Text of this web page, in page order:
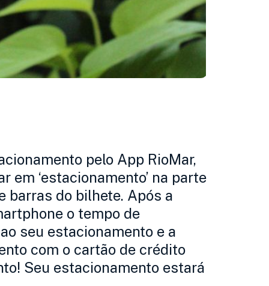
pelo App RioMar,
‘estacionamento’ na parte
barras do bilhete. Após a
o tempo de
seu estacionamento e a
com o cartão de crédito
Seu estacionamento estará